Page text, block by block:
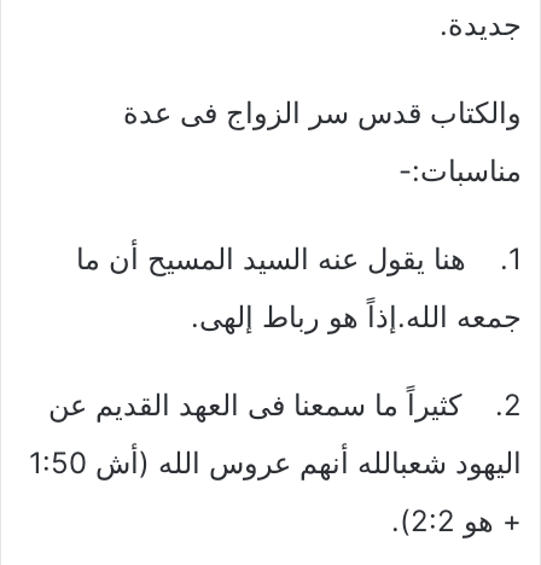
جديدة.
والكتاب قدس سر الزواج فى عدة
مناسبات:-
1. هنا يقول عنه السيد المسيح أن ما
جمعه الله.إذاً هو رباط إلهى.
2. كثيراً ما سمعنا فى العهد القديم عن
اليهود شعبالله أنهم عروس الله (أش 1:50
+ هو 2:2).